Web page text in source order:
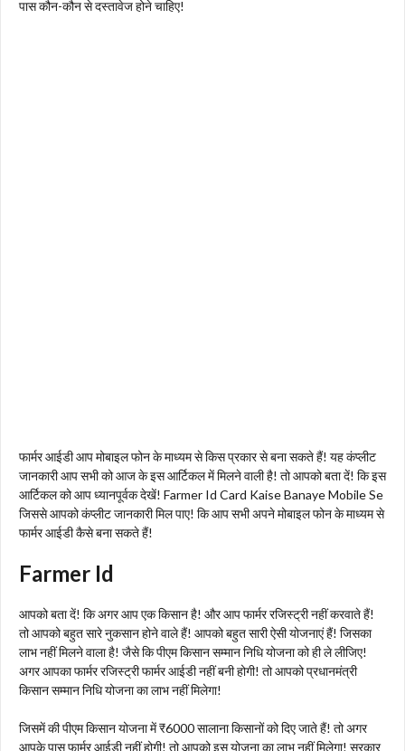
पास कौन-कौन से दस्तावेज होने चाहिए!
फार्मर आईडी आप मोबाइल फोन के माध्यम से किस प्रकार से बना सकते हैं! यह कंप्लीट
जानकारी आप सभी को आज के इस आर्टिकल में मिलने वाली है! तो आपको बता दें! कि इस
आर्टिकल को आप ध्यानपूर्वक देखें! Farmer Id Card Kaise Banaye Mobile Se
जिससे आपको कंप्लीट जानकारी मिल पाए! कि आप सभी अपने मोबाइल फोन के माध्यम से
फार्मर आईडी कैसे बना सकते हैं!
Farmer Id
आपको बता दें! कि अगर आप एक किसान है! और आप फार्मर रजिस्ट्री नहीं करवाते हैं!
तो आपको बहुत सारे नुकसान होने वाले हैं! आपको बहुत सारी ऐसी योजनाएं हैं! जिसका
लाभ नहीं मिलने वाला है! जैसे कि पीएम किसान सम्मान निधि योजना को ही ले लीजिए!
अगर आपका फार्मर रजिस्ट्री फार्मर आईडी नहीं बनी होगी! तो आपको प्रधानमंत्री
किसान सम्मान निधि योजना का लाभ नहीं मिलेगा!
जिसमें की पीएम किसान योजना में ₹6000 सालाना किसानों को दिए जाते हैं! तो अगर
आपके पास फार्मर आईडी नहीं होगी! तो आपको इस योजना का लाभ नहीं मिलेगा! सरकार